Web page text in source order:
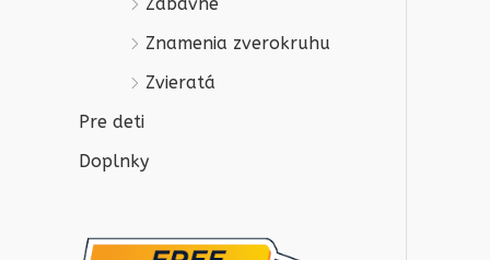
Znamenia zverokruhu
Zvieratá
Pre deti
Doplnky